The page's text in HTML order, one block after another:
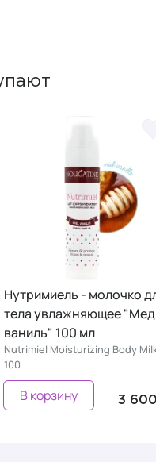
Нутримиель - молочко
тела увлажняющее
ваниль" 100 мл
Nutrimiel Moisturizing Body
100
3
В корзину